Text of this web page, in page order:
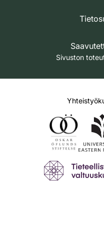
Sivuston